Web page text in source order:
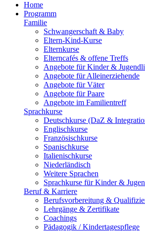
Home
Programm
Familie
Schwangerschaft & Baby
Eltern-Kind-Kurse
Elternkurse
Elterncafés & offene Treffs
Angebote für Kinder &
Angebote für Alleinerziehende
Angebote für Väter
Angebote für Paare
Angebote im Familientreff
Sprachkurse
Deutschkurse (DaZ &
Englischkurse
Französischkurse
Spanischkurse
Italienischkurse
Niederländisch
Weitere Sprachen
Sprachkurse für Kinder &
Beruf & Karriere
Berufsvorbereitung &
Lehrgänge & Zertifikate
Coachings
Pädagogik / Kindertagespflege